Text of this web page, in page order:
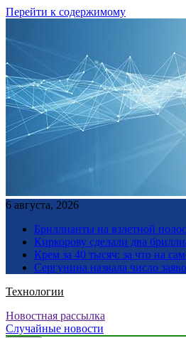
Перейти к содержимому
6 августа, 2026
Бриллианты на взлетной
Киркорову сделали два
Крем за 40 тысяч: за что на
Сергунина назвала число
Технологии
Новостная рассылка
Случайные новости